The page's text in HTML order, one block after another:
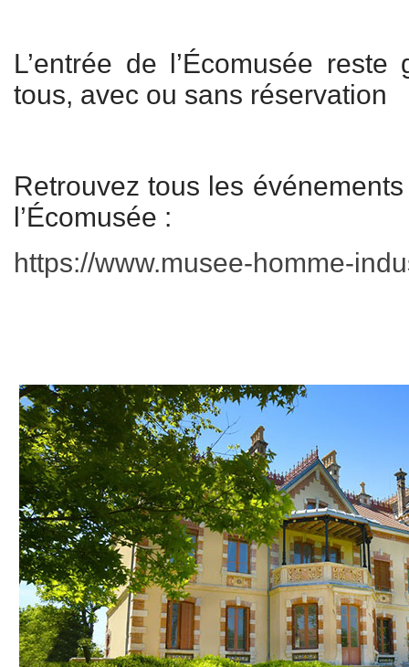
L’entrée de l’Écomusée
tous, avec ou sans réservation
Retrouvez tous les
l’Écomusée :
https://www.musee-homme-